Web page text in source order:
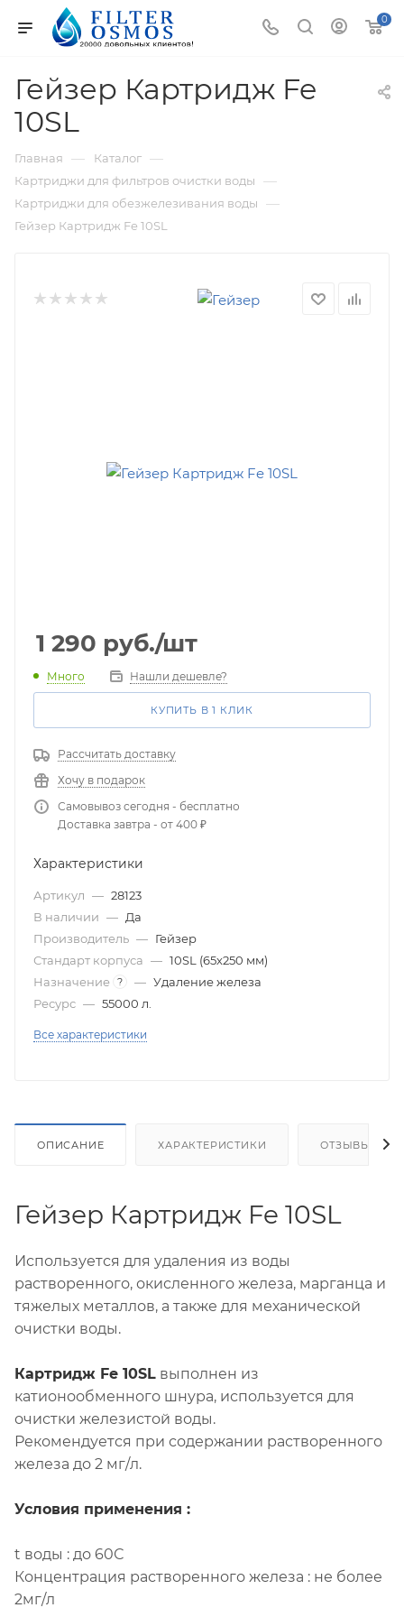
0
Гейзер Картридж Fe
10SL
Главная — Каталог —
Картриджи для фильтров очистки воды —
Картриджи для обезжелезивания воды —
Гейзер Картридж Fe 10SL
1 290 руб./шт
Много Нашли дешевле?
КУПИТЬ В 1 КЛИК
Рассчитать доставку
Хочу в подарок
Самовывоз сегодня - бесплатно
Доставка завтра - от 400 ₽
Характеристики
Артикул — 28123
В наличии — Да
Производитель — Гейзер
Стандарт корпуса — 10SL (65х250 мм)
Назначение ? — Удаление железа
Ресурс — 55000 л.
Все характеристики
ОПИСАНИЕ ХАРАКТЕРИСТИКИ ОТЗЫВЫ
Гейзер Картридж Fe 10SL
Используется для удаления из воды
растворенного, окисленного железа, марганца и
тяжелых металлов, а также для механической
очистки воды.
Картридж Fe 10SL выполнен из
катионообменного шнура, используется для
очистки железистой воды.
Рекомендуется при содержании растворенного
железа до 2 мг/л.
Условия применения :
t воды : до 60С
Концентрация растворенного железа : не более
2мг/л